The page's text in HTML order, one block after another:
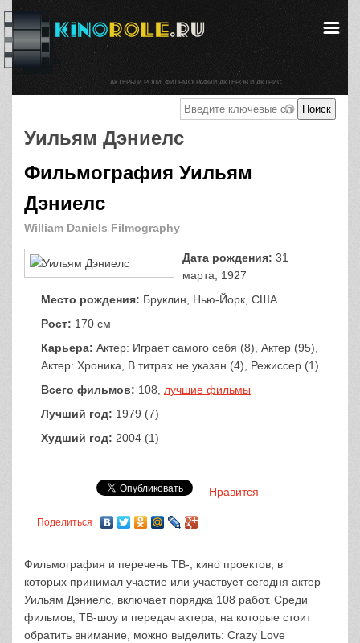
Уильям Дэниелс
Фильмография Уильям
Дэниелс
William Daniels Filmography
Дата рождения: 31
марта, 1927
Место рождения: Бруклин, Нью-Йорк, США
Рост: 170 см
Карьера: Актер: Играет самого себя (8), Актер (95),
Актер: Хроника, В титрах не указан (4), Режиссер (1)
Всего фильмов: 108, лучшие фильмы
Лучший год: 1979 (7)
Худший год: 2004 (1)
Нравится
Поделиться
Фильмография и перечень ТВ-, кино проектов, в
которых принимал участие или участвует сегодня актер
Уильям Дэниелс, включает порядка 108 работ. Среди
фильмов, ТВ-шоу и передач актера, на которые стоит
обратить внимание, можно выделить: Crazy Love
АКТЕРЫ И РОЛИ. ФИЛЬМОГРАФИИ АКТЕРОВ И АКТРИС.